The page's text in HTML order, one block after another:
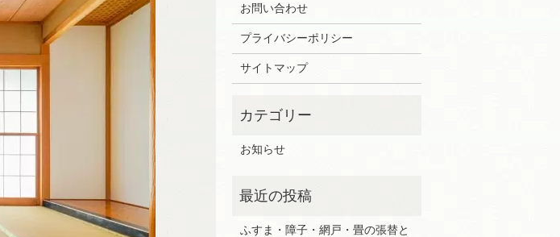
お問い合わせ
プライバシーポリシー
サイトマップ
お知らせ
ふすま・障子・網戸・畳の張替と